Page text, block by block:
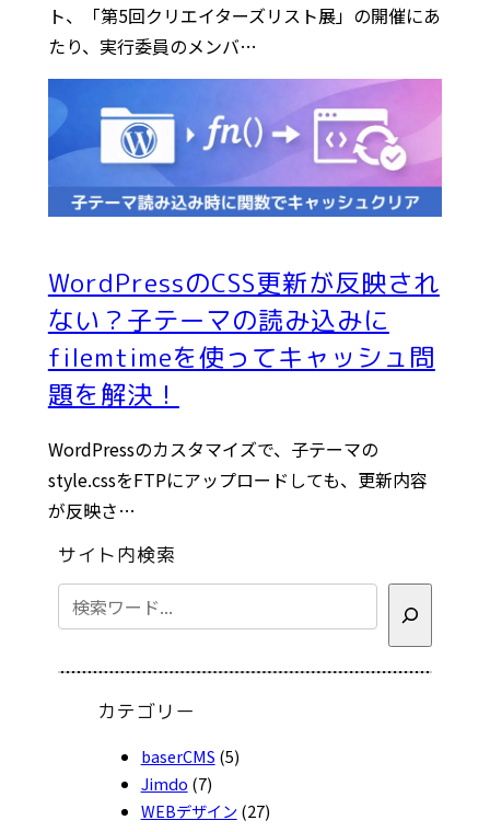
ト、「第5回クリエイターズリスト展」の開催にあ
たり、実行委員のメンバ…
WordPressのCSS更新が反映され
ない？子テーマの読み込みに
filemtimeを使ってキャッシュ問
題を解決！
WordPressのカスタマイズで、子テーマの
style.cssをFTPにアップロードしても、更新内容
が反映さ…
サイト内検索
検
索
カテゴリー
baserCMS (5)
Jimdo (7)
WEBデザイン (27)